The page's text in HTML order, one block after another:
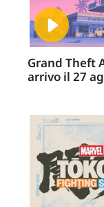
Grand Theft
arrivo il 27